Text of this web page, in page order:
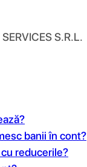
S.R.L.
banii în cont?
reducerile?